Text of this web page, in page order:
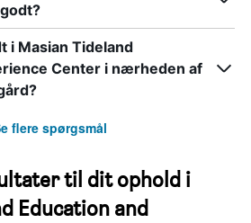
i Masian Tideland
Center i nærheden af
flere spørgsmål
til dit ophold i
Education and